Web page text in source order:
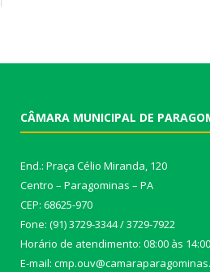
CÂMARA MUNICIPAL DE
End.: Praça Célio Miranda, 120
Centro – Paragominas – PA
CEP: 68625-970
Fone: (91) 3729-3344 / 3729-7922
Horário de atendimento: 08:00 às 14:00
E-mail: